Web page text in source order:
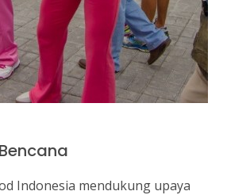
Indonesia mendukung upaya